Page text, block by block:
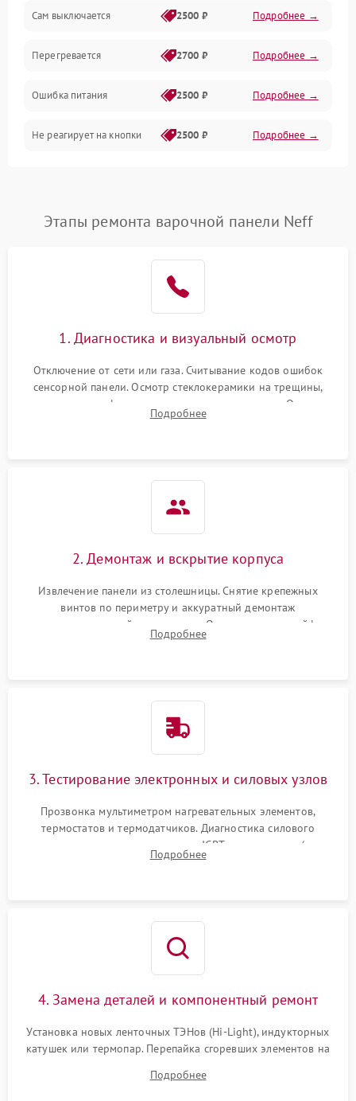
Сам выключается 2500 ₽ Подробнее →
Перегревается 2700 ₽ Подробнее →
Ошибка питания 2500 ₽ Подробнее →
Не реагирует на кнопки 2500 ₽ Подробнее →
Этапы ремонта варочной панели Neff
1. Диагностика и визуальный осмотр
Отключение от сети или газа. Считывание кодов ошибок
сенсорной панели. Осмотр стеклокерамики на трещины,
проверка конфорок на равномерность нагрева. Опрос
клиента о симптомах (не включается, не видит посуду,
Подробнее
2. Демонтаж и вскрытие корпуса
Извлечение панели из столешницы. Снятие крепежных
винтов по периметру и аккуратный демонтаж
стеклокерамической поверхности. Отсоединение шлейфов
сенсорного блока для доступа к силовым платам, катушкам
Подробнее
3. Тестирование электронных и силовых узлов
Прозвонка мультиметром нагревательных элементов,
термостатов и термодатчиков. Диагностика силового
модуля, реле, диодных мостов и IGBT-транзисторов (для
индукции). Проверка кранов и газ-контроля (для газовых
Подробнее
4. Замена деталей и компонентный ремонт
Установка новых ленточных ТЭНов (Hi-Light), индукторных
катушек или термопар. Перепайка сгоревших элементов на
дорожек. Очистка контактов и замена поврежденной
Подробнее